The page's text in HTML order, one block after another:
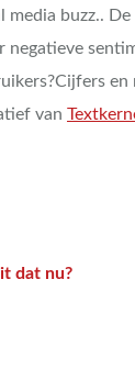
buzz..
negatieve
van
dat nu?